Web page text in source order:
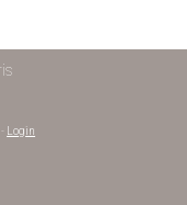
- Login